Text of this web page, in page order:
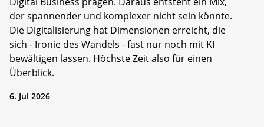
der spannender und komplexer nicht sein könnte.
Die Digitalisierung hat Dimensionen erreicht, die
sich - Ironie des Wandels - fast nur noch mit KI
bewältigen lassen. Höchste Zeit also für einen
Überblick.
6. Jul 2026